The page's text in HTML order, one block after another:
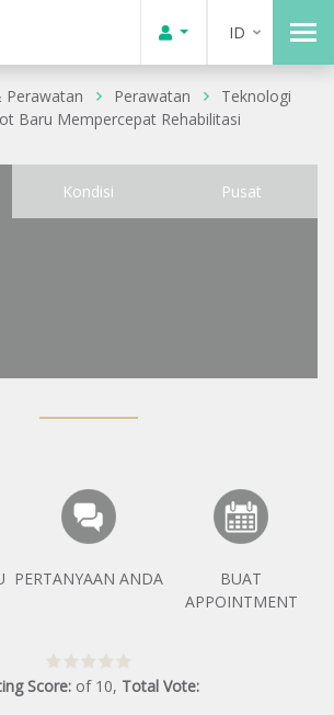
ID
Perawatan Perawatan
Teknologi
Baru Mempercepat Rehabilitasi
Kondisi Pusat
PERTANYAAN ANDA
BUAT
APPOINTMENT
Score: of 10, Total Vote: